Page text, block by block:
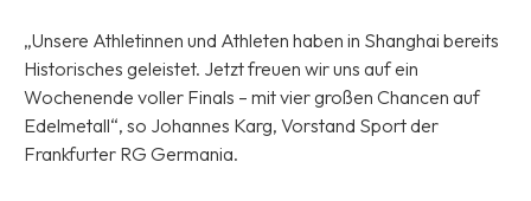
„Unsere Athletinnen und Athleten haben in Shanghai bereits
Historisches geleistet. Jetzt freuen wir uns auf ein
Wochenende voller Finals – mit vier großen Chancen auf
Edelmetall“, so Johannes Karg, Vorstand Sport der
Frankfurter RG Germania.